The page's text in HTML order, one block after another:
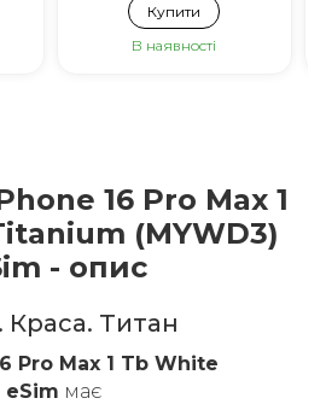
Купити
В наявності
16 Pro Max 1
(MYWD3)
- опис
Краса. Титан
Pro Max 1 Tb White
eSim має